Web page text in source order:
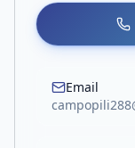
Email